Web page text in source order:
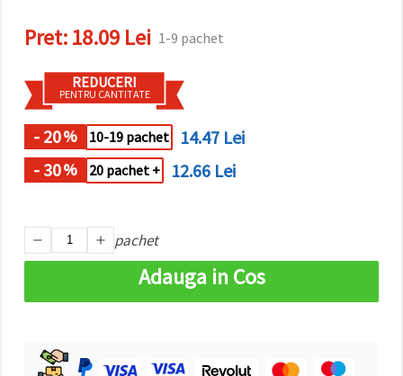
Аcceptati
Setări
Pret:18.09 Lei 1-9 pachet
REDUCERI
PENTRU CANTITATE
- 20% 10-19 pachet
14.47 Lei
- 30% 20 pachet + 12.66 Lei
pachet
Adauga in Cos